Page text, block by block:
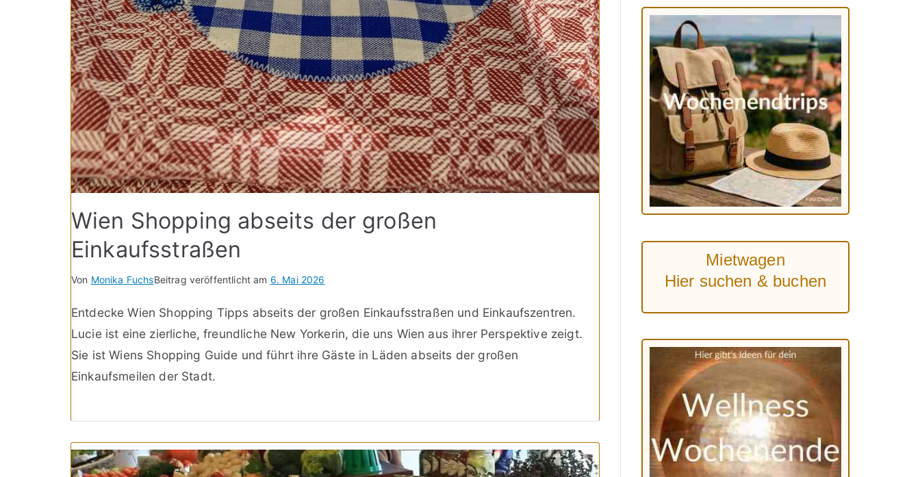
Wien Shopping abseits der großen
Einkaufsstraßen
Von Monika FuchsBeitrag veröffentlicht am 6. Mai 2026
Entdecke Wien Shopping Tipps abseits der großen Einkaufsstraßen und Einkaufszentren.
Lucie ist eine zierliche, freundliche New Yorkerin, die uns Wien aus ihrer Perspektive zeigt.
Sie ist Wiens Shopping Guide und führt ihre Gäste in Läden abseits der großen
Einkaufsmeilen der Stadt.
Mietwagen
Hier suchen & buchen